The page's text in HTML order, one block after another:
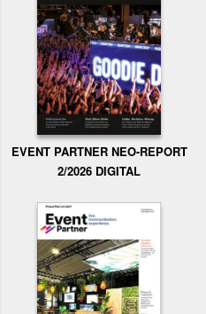
EVENT PARTNER NEO-REPORT
2/2026 DIGITAL